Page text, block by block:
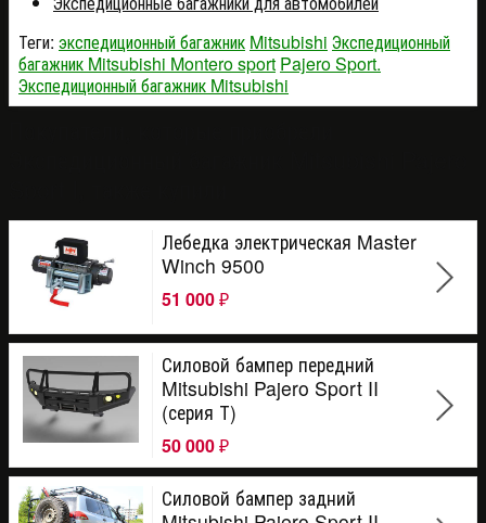
Теги: экспедиционный багажник Mitsubishi Экспедиционный
багажник Mitsubishi Montero sport Pajero Sport.
Экспедиционный багажник Mitsubishi
Лебедка электрическая Master
Winch 9500
51 000 ₽
Силовой бампер передний
Mitsubishi Pajero Sport II
(серия Т)
50 000 ₽
Силовой бампер задний